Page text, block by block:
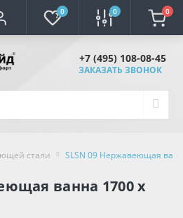
0 0 0
+7 (495) 108-08-45
ЗАКАЗАТЬ ЗВОНОК
стали SLSN 09 Нержавеющая
ванна 1700 x